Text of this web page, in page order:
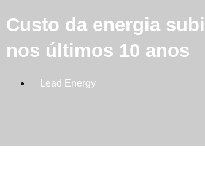
Custo da energia
nos últimos 10 anos
Lead Energy